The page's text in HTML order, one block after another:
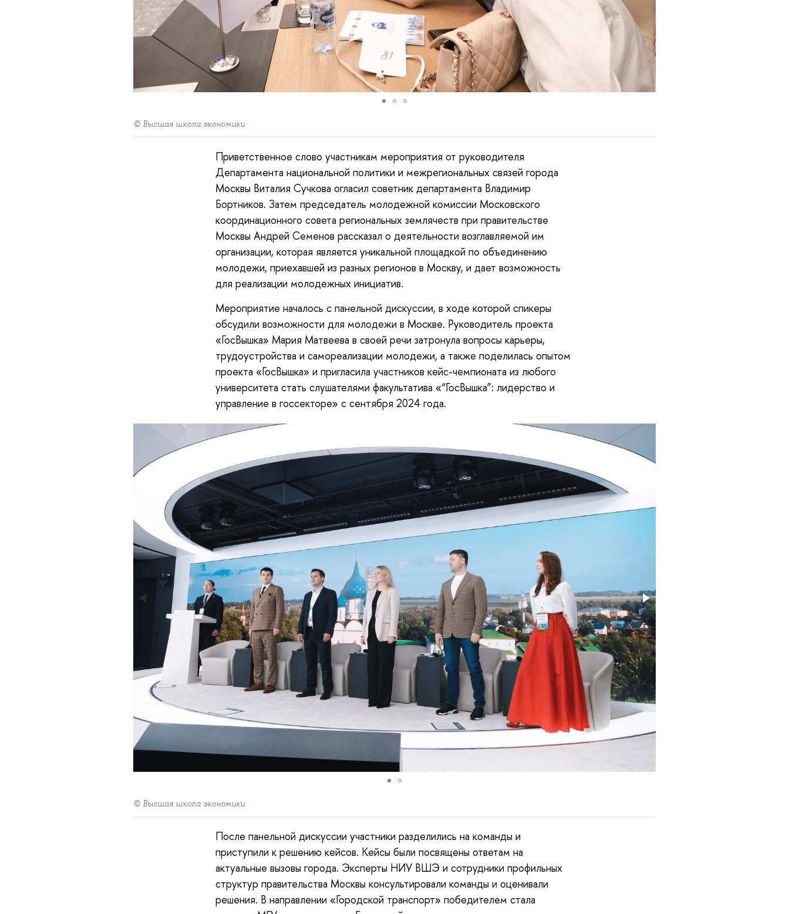
© Высшая школа экономики
Приветственное слово участникам мероприятия от руководителя
Департамента национальной политики и межрегиональных связей города
Москвы Виталия Сучкова огласил советник департамента Владимир
Бортников. Затем председатель молодежной комиссии Московского
координационного совета региональных землячеств при правительстве
Москвы Андрей Семенов рассказал о деятельности возглавляемой им
организации, которая является уникальной площадкой по объединению
молодежи, приехавшей из разных регионов в Москву, и дает возможность
для реализации молодежных инициатив.
Мероприятие началось с панельной дискуссии, в ходе которой спикеры
обсудили возможности для молодежи в Москве. Руководитель проекта
«ГосВышка» Мария Матвеева в своей речи затронула вопросы карьеры,
трудоустройства и самореализации молодежи, а также поделилась опытом
проекта «ГосВышка» и пригласила участников кейс-чемпионата из любого
университета стать слушателями факультатива «“ГосВышка”: лидерство и
управление в госсекторе» с сентября 2024 года.
© Высшая школа экономики
После панельной дискуссии участники разделились на команды и
приступили к решению кейсов. Кейсы были посвящены ответам на
актуальные вызовы города. Эксперты НИУ ВШЭ и сотрудники профильных
структур правительства Москвы консультировали команды и оценивали
решения. В направлении «Городской транспорт» победителем стала